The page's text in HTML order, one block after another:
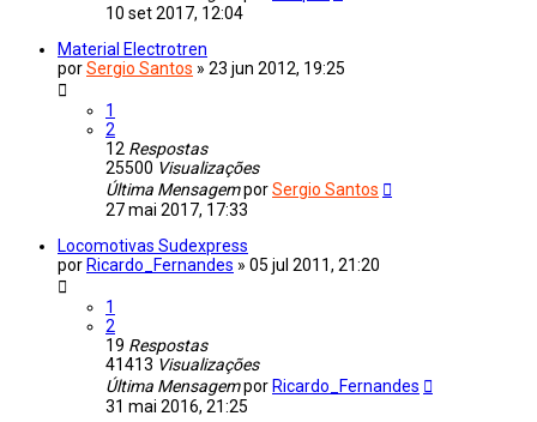
10 set 2017, 12:04
Material Electrotren
porSergio Santos » 23 jun 2012, 19:25
1
2
12 Respostas
25500 Visualizações
Última MensagemporSergio Santos
27 mai 2017, 17:33
Locomotivas Sudexpress
por Ricardo_Fernandes » 05 jul 2011, 21:20
1
2
19 Respostas
41413 Visualizações
Última Mensagempor Ricardo_Fernandes
31 mai 2016, 21:25